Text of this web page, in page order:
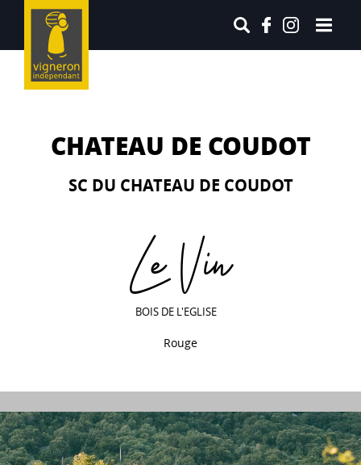
CHATEAU DE COUDOT
SC DU CHATEAU DE COUDOT
Le Vin
BOIS DE L'EGLISE
Rouge